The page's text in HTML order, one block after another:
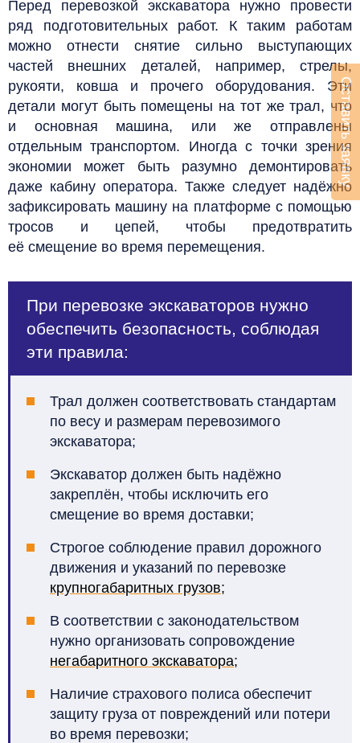
Перед перевозкой экскаватора нужно провести
ряд подготовительных работ. К таким работам
можно отнести снятие сильно выступающих
частей внешних деталей, например, стрелы,
рукояти, ковша и прочего оборудования. Эти
детали могут быть помещены на тот же трал, что
и основная машина, или же отправлены
отдельным транспортом. Иногда с точки зрения
экономии может быть разумно демонтировать
даже кабину оператора. Также следует надёжно
зафиксировать машину на платформе с помощью
тросов и цепей, чтобы предотвратить
её смещение во время перемещения.
При перевозке экскаваторов нужно
обеспечить безопасность, соблюдая
эти правила:
Трал должен соответствовать стандартам
по весу и размерам перевозимого
экскаватора;
Экскаватор должен быть надёжно
закреплён, чтобы исключить его
смещение во время доставки;
Строгое соблюдение правил дорожного
движения и указаний по перевозке
крупногабаритных грузов;
В соответствии с законодательством
нужно организовать сопровождение
негабаритного экскаватора;
Наличие страхового полиса обеспечит
защиту груза от повреждений или потери
во время перевозки;
Оставить заявку